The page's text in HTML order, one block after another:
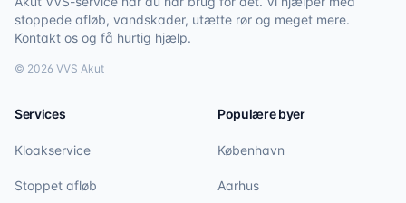
stoppede afløb, vandskader, utætte rør og meget mere.
Kontakt os og få hurtig hjælp.
© 2026 VVS Akut
Services
Kloakservice
Stoppet afløb
Populære byer
København
Aarhus